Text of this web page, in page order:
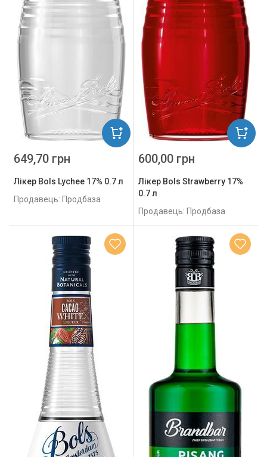
Лікер Bols Lychee 17% 0.7 л
Продавець: Продбаза
649,70 грн
Лікер Bols Strawberry 17%
0.7 л
Продавець: Продбаза
600,00 грн